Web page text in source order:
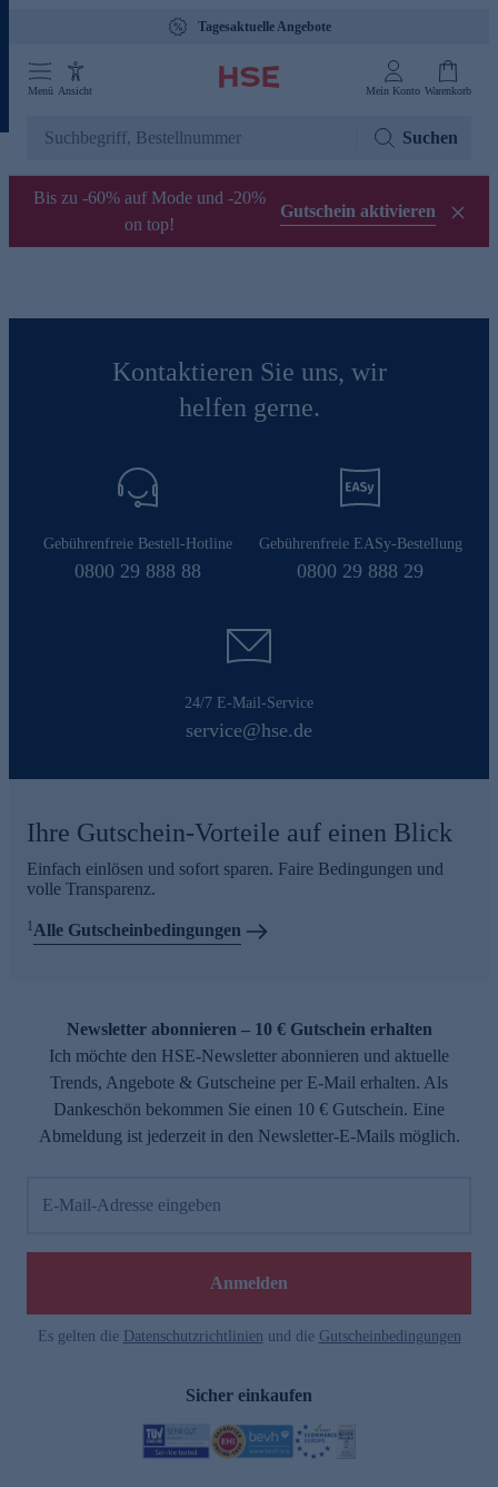
Tagesaktuelle Angebote
Menü Ansicht Mein Konto Warenkorb
Suchen
Bis zu -60% auf Mode und -20%
on top!
Gutschein aktivieren
Kontaktieren Sie uns, wir
helfen gerne.
Gebührenfreie Bestell-Hotline
0800 29 888 88
Gebührenfreie EASy-Bestellung
0800 29 888 29
24/7 E-Mail-Service
service@hse.de
Ihre Gutschein-Vorteile auf einen Blick
Einfach einlösen und sofort sparen. Faire Bedingungen und
volle Transparenz.
1Alle Gutscheinbedingungen
Newsletter abonnieren – 10 € Gutschein erhalten
Ich möchte den HSE-Newsletter abonnieren und aktuelle
Trends, Angebote & Gutscheine per E-Mail erhalten. Als
Dankeschön bekommen Sie einen 10 € Gutschein. Eine
Abmeldung ist jederzeit in den Newsletter-E-Mails möglich.
E-Mail-Adresse eingeben
Anmelden
Es gelten die Datenschutzrichtlinien und die Gutscheinbedingungen
Sicher einkaufen